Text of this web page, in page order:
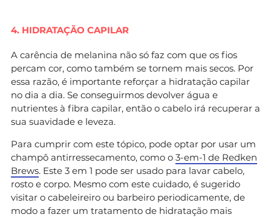
4. HIDRATAÇÃO CAPILAR
A carência de melanina não só faz com que os fios
percam cor, como também se tornem mais secos. Por
essa razão, é importante reforçar a hidratação capilar
no dia a dia. Se conseguirmos devolver água e
nutrientes à fibra capilar, então o cabelo irá recuperar a
sua suavidade e leveza.
Para cumprir com este tópico, pode optar por usar um
champô antirressecamento, como o 3-em-1 de Redken
Brews. Este 3 em 1 pode ser usado para lavar cabelo,
rosto e corpo. Mesmo com este cuidado, é sugerido
visitar o cabeleireiro ou barbeiro periodicamente, de
modo a fazer um tratamento de hidratação mais